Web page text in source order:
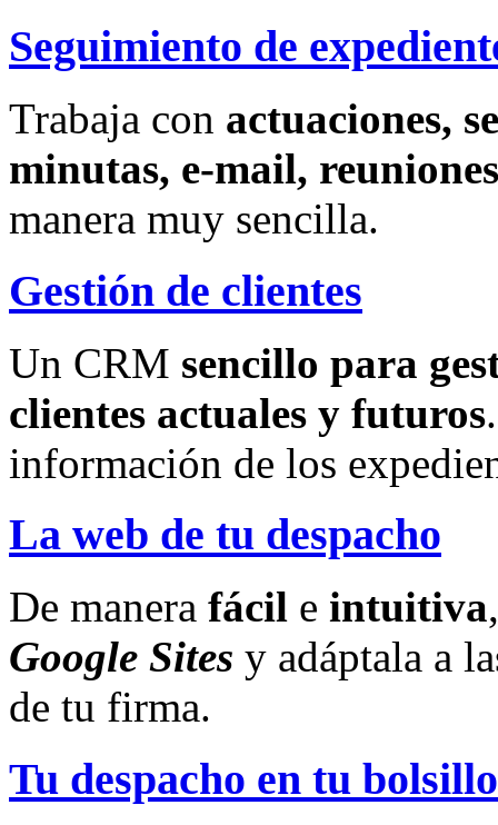
Seguimiento de
Trabaja con actuaciones,
minutas, e-mail,
manera muy sencilla.
Gestión de clientes
Un CRM sencillo para
clientes actuales y futuros
información de los
La web de tu despacho
De manera fácil e intuitiva
Google Sites y adáptala a
de tu firma.
Tu despacho en tu bolsillo